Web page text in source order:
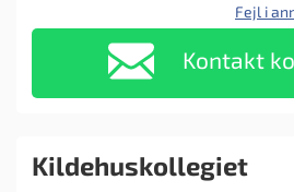
Fejl i
Kontakt
Kildehuskollegiet